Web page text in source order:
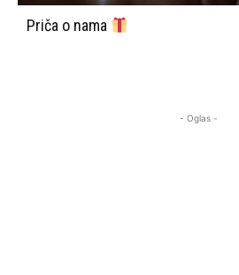
Priča o nama
- Oglas -